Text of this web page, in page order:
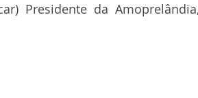
Presidente da